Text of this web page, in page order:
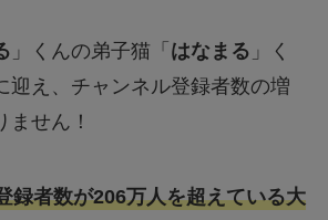
」くんの弟子猫「 はなまる 」く
迎え、チャンネル登録者数の増
ません！
録者数が206万人を超えている大